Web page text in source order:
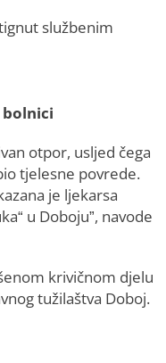
službenim
bolnici
otpor, usljed čega
tjelesne povrede.
je ljekarsa
u Doboju”, navode
krivičnom djelu
tužilaštva Doboj.